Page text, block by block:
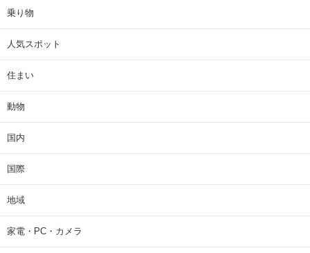
乗り物
人気スポット
住まい
動物
国内
国際
地域
家電・PC・カメラ